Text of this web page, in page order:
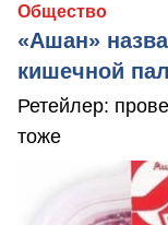
Общество
«Ашан»
кишечной
Ретейлер:
тоже